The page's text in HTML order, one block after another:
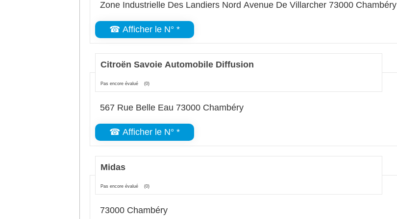
Zone Industrielle Des Landiers Nord Avenue De Villarcher 73000 Chambéry
☎ Afficher le N° *
Citroën Savoie Automobile Diffusion
Pas encore évalué (0)
567 Rue Belle Eau 73000 Chambéry
☎ Afficher le N° *
Midas
Pas encore évalué (0)
73000 Chambéry